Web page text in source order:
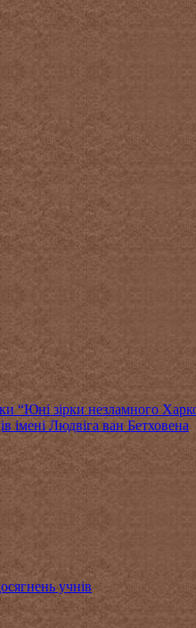
“Юні зірки незламного
імені Людвіга ван Бетховена
учнів